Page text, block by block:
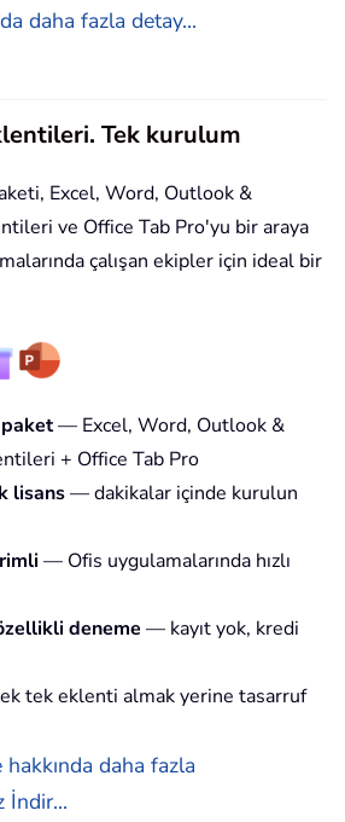
daha fazla detay...
Tek kurulum
Excel, Word, Outlook &
ve Office Tab Pro'yu bir araya
çalışan ekipler için ideal bir
— Excel, Word, Outlook &
+ Office Tab Pro
lisans— dakikalar içinde kurulun
— Ofis uygulamalarında hızlı
deneme — kayıt yok, kredi
tek eklenti almak yerine tasarruf
daha fazla
İndir...